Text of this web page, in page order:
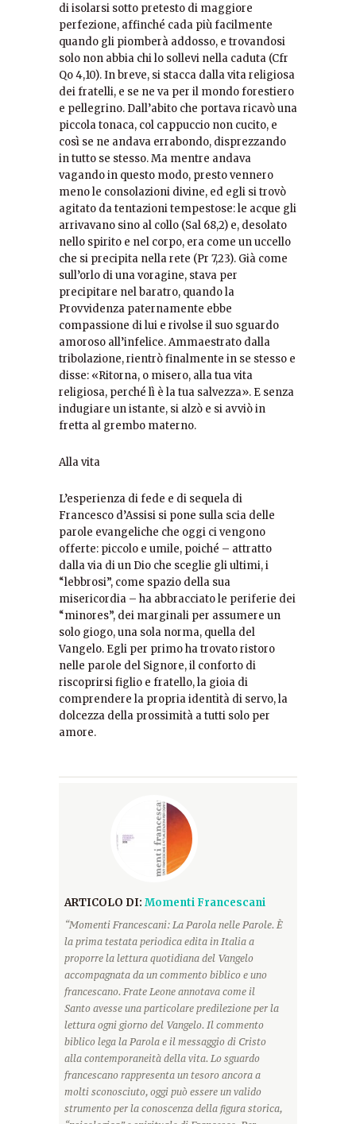
di isolarsi sotto pretesto di maggiore
perfezione, affinché cada più facilmente
quando gli piomberà addosso, e trovandosi
solo non abbia chi lo sollevi nella caduta (Cfr
Qo 4,10). In breve, si stacca dalla vita religiosa
dei fratelli, e se ne va per il mondo forestiero
e pellegrino. Dall’abito che portava ricavò una
piccola tonaca, col cappuccio non cucito, e
così se ne andava errabondo, disprezzando
in tutto se stesso. Ma mentre andava
vagando in questo modo, presto vennero
meno le consolazioni divine, ed egli si trovò
agitato da tentazioni tempestose: le acque gli
arrivavano sino al collo (Sal 68,2) e, desolato
nello spirito e nel corpo, era come un uccello
che si precipita nella rete (Pr 7,23). Già come
sull’orlo di una voragine, stava per
precipitare nel baratro, quando la
Provvidenza paternamente ebbe
compassione di lui e rivolse il suo sguardo
amoroso all’infelice. Ammaestrato dalla
tribolazione, rientrò finalmente in se stesso e
disse: «Ritorna, o misero, alla tua vita
religiosa, perché lì è la tua salvezza». E senza
indugiare un istante, si alzò e si avviò in
fretta al grembo materno.
Alla vita
L’esperienza di fede e di sequela di
Francesco d’Assisi si pone sulla scia delle
parole evangeliche che oggi ci vengono
offerte: piccolo e umile, poiché – attratto
dalla via di un Dio che sceglie gli ultimi, i
“lebbrosi”, come spazio della sua
misericordia – ha abbracciato le periferie dei
“minores”, dei marginali per assumere un
solo giogo, una sola norma, quella del
Vangelo. Egli per primo ha trovato ristoro
nelle parole del Signore, il conforto di
riscoprirsi figlio e fratello, la gioia di
comprendere la propria identità di servo, la
dolcezza della prossimità a tutti solo per
amore.
ARTICOLO DI: Momenti Francescani
“Momenti Francescani: La Parola nelle Parole. È
la prima testata periodica edita in Italia a
proporre la lettura quotidiana del Vangelo
accompagnata da un commento biblico e uno
francescano. Frate Leone annotava come il
Santo avesse una particolare predilezione per la
lettura ogni giorno del Vangelo. Il commento
biblico lega la Parola e il messaggio di Cristo
alla contemporaneità della vita. Lo sguardo
francescano rappresenta un tesoro ancora a
molti sconosciuto, oggi può essere un valido
strumento per la conoscenza della figura storica,